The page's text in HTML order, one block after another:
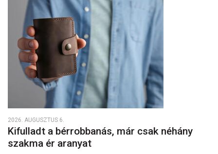
2026. AUGUSZTUS 6.
Kifulladt a bérrobbanás, már csak néhány
szakma ér aranyat